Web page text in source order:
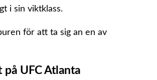
i sin viktklass.
för att ta sig an en av
på UFC Atlanta